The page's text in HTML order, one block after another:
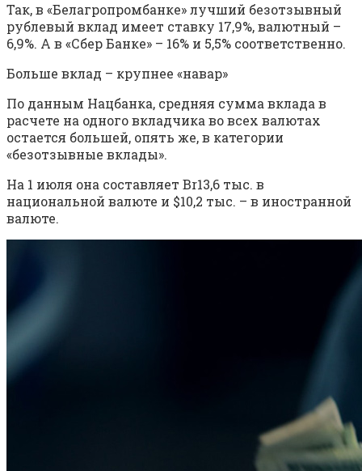
Так, в «Белагропромбанке» лучший безотзывный
рублевый вклад имеет ставку 17,9%, валютный –
6,9%. А в «Сбер Банке» – 16% и 5,5% соответственно.
Больше вклад – крупнее «навар»
По данным Нацбанка, средняя сумма вклада в
расчете на одного вкладчика во всех валютах
остается большей, опять же, в категории
«безотзывные вклады».
На 1 июля она составляет Br13,6 тыс. в
национальной валюте и $10,2 тыс. – в иностранной
валюте.